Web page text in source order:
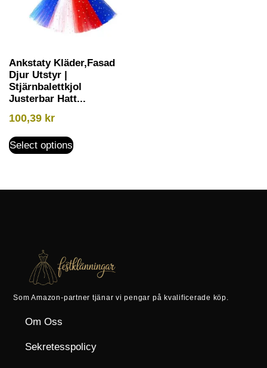
Ankstaty Kläder,Fasad
Djur Utstyr |
Stjärnbalettkjol
Justerbar Hatt...
100,39 kr
Select options
Som Amazon-partner tjänar vi pengar på kvalificerade köp.
Om Oss
Sekretesspolicy